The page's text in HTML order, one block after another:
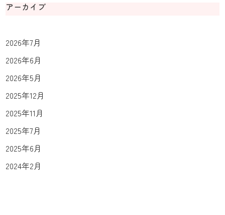
アーカイブ
2026年7月
2026年6月
2026年5月
2025年12月
2025年11月
2025年7月
2025年6月
2024年2月